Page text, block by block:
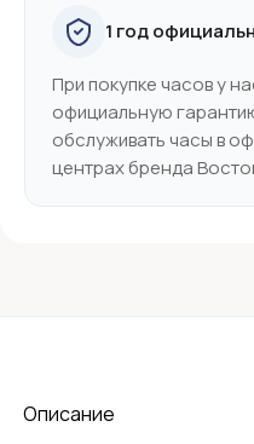
1 год
При покупке часов у
официальную
обслуживать часы в
центрах бренда
Описание